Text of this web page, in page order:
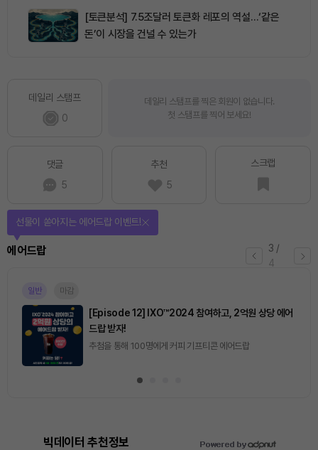
[토큰분석] 7.5조달러 토큰화 레포의 역설…‘같은
돈’이 시장을 건널 수 있는가
데일리 스탬프
0
데일리 스탬프를 찍은 회원이 없습니다.
첫 스탬프를 찍어 보세요!
댓글
5
추천
5
스크랩
3 /
4
에어드랍
선물이 쏟아지는 에어드랍 이벤트!
일반 마감
[Episode 12] IXO™2024 참여하고, 2억원 상당 에어
드랍 받자!
추첨을 통해 100명에게 커피 기프티콘 에어드랍
빅데이터 추천정보